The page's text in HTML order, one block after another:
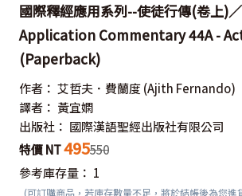
國際釋經應用系列--使徒行傳(卷上)
Application Commentary 44A -
(Paperback)
作者： 艾哲夫．費蘭度 (Ajith Fernando)
譯者： 黃宜嫻
出版社： 國際漢語聖經出版社有限公司
特價 NT495550
參考庫存量： 1
(可訂購商品，若庫存數量不足，將於結帳後為您進